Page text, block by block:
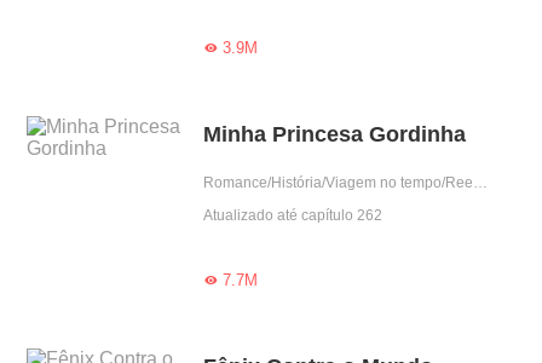
3.9M
Minha Princesa Gordinha
Romance/História/Viagem no tempo/Reencarnação/Predestinado/Contra-Ataque/Mulher poderosa
Atualizado até capítulo 262
7.7M